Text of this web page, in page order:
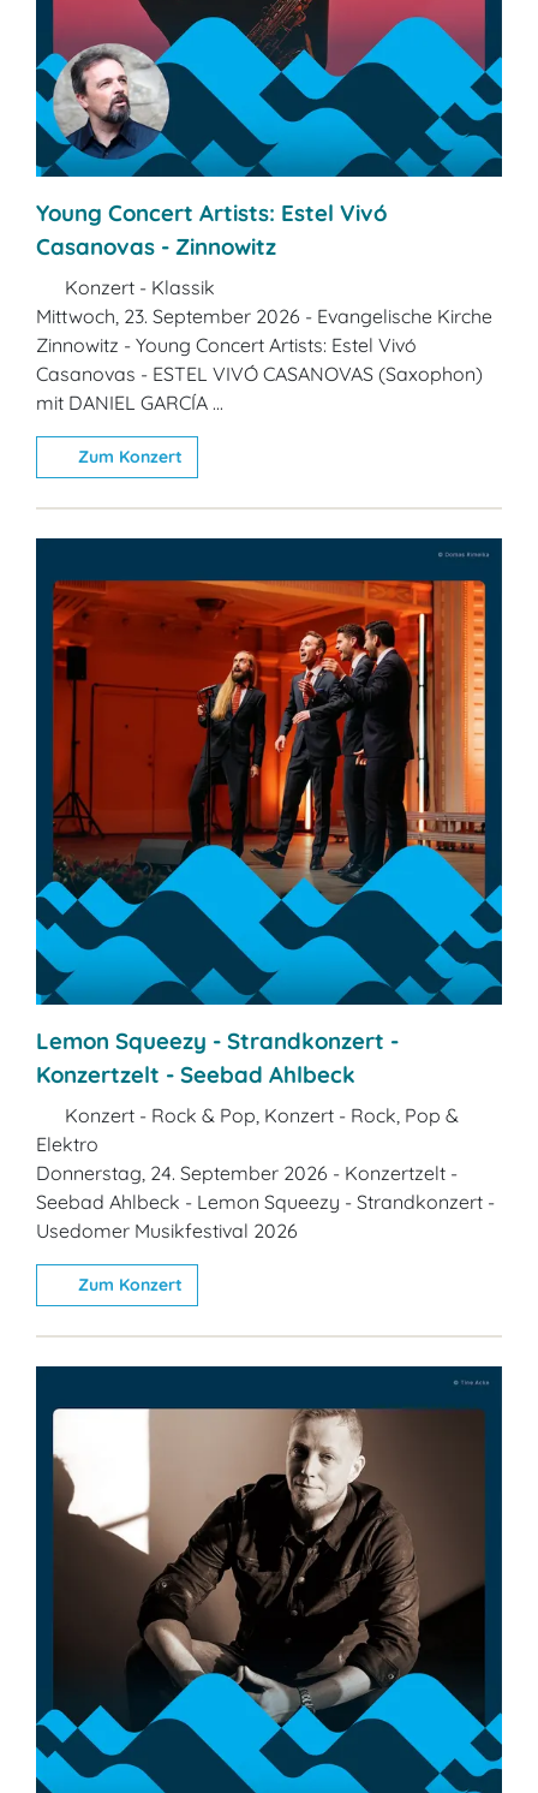
Young Concert Artists: Estel Vivó
Casanovas - Zinnowitz
Konzert - Klassik
Mittwoch, 23. September 2026 - Evangelische Kirche
Zinnowitz - Young Concert Artists: Estel Vivó
Casanovas - ESTEL VIVÓ CASANOVAS (Saxophon)
mit DANIEL GARCÍA ...
Zum Konzert
Lemon Squeezy - Strandkonzert -
Konzertzelt - Seebad Ahlbeck
Konzert - Rock & Pop, Konzert - Rock, Pop &
Elektro
Donnerstag, 24. September 2026 - Konzertzelt -
Seebad Ahlbeck - Lemon Squeezy - Strandkonzert -
Usedomer Musikfestival 2026
Zum Konzert